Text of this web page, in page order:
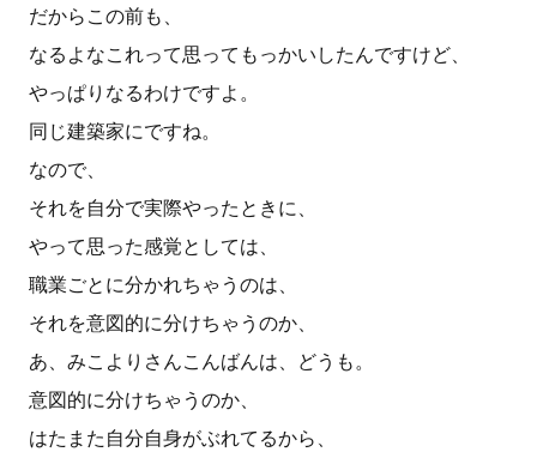
だからこの前も、
なるよなこれって思ってもっかいしたんですけど、
やっぱりなるわけですよ。
同じ建築家にですね。
なので、
それを自分で実際やったときに、
やって思った感覚としては、
職業ごとに分かれちゃうのは、
それを意図的に分けちゃうのか、
あ、みこよりさんこんばんは、どうも。
意図的に分けちゃうのか、
はたまた自分自身がぶれてるから、